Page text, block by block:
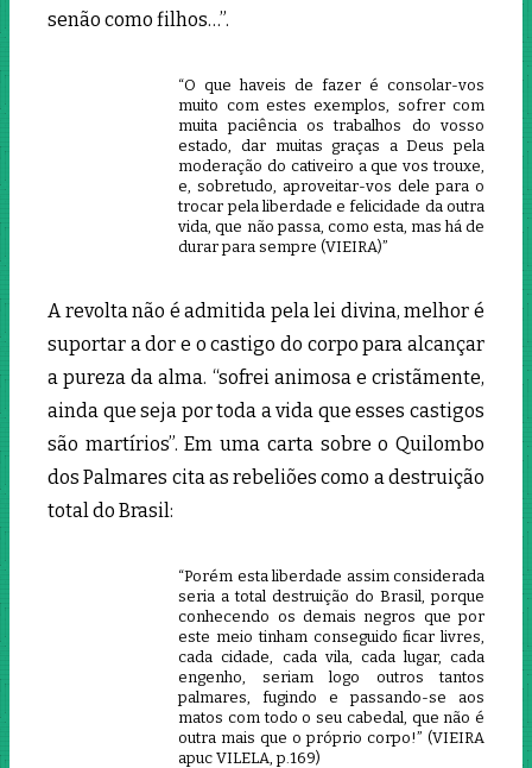
senão como filhos…”.
“O que haveis de fazer é consolar-vos
muito com estes exemplos, sofrer com
muita paciência os trabalhos do vosso
estado, dar muitas graças a Deus pela
moderação do cativeiro a que vos trouxe,
e, sobretudo, aproveitar-vos dele para o
trocar pela liberdade e felicidade da outra
vida, que não passa, como esta, mas há de
durar para sempre (VIEIRA)”
A revolta não é admitida pela lei divina, melhor é
suportar a dor e o castigo do corpo para alcançar
a pureza da alma. “sofrei animosa e cristãmente,
ainda que seja por toda a vida que esses castigos
são martírios”. Em uma carta sobre o Quilombo
dos Palmares cita as rebeliões como a destruição
total do Brasil:
“Porém esta liberdade assim considerada
seria a total destruição do Brasil, porque
conhecendo os demais negros que por
este meio tinham conseguido ficar livres,
cada cidade, cada vila, cada lugar, cada
engenho, seriam logo outros tantos
palmares, fugindo e passando-se aos
matos com todo o seu cabedal, que não é
outra mais que o próprio corpo!” (VIEIRA
apuc VILELA, p.169)